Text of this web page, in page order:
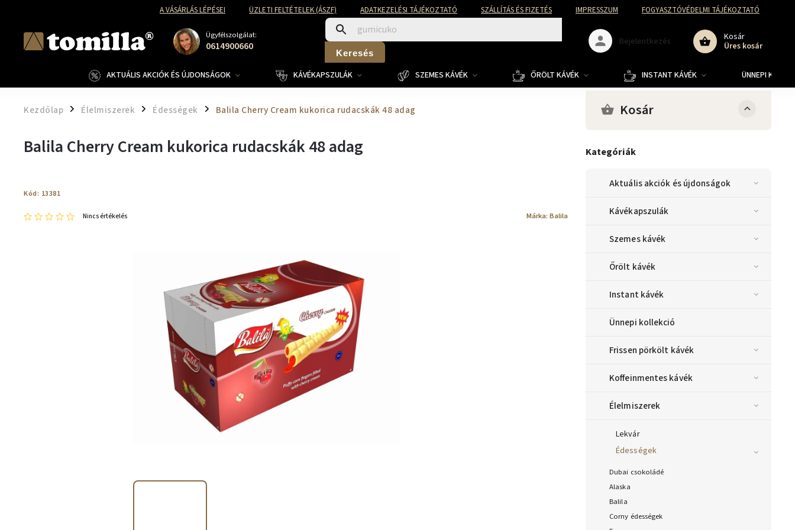
A VÁSÁRLÁS LÉPÉSEI ÜZLETI FELTÉTELEK (ÁSZF) ADATKEZELÉSI TÁJÉKOZTATÓ SZÁLLÍTÁS ÉS FIZETÉS IMPRESSZUM FOGYASZTÓVÉDELMI TÁJÉKOZTATÓ
Ügyfélszolgálat:
0614900660 Keresés
Kosár
Üres kosár
Bejelentkezés
AKTUÁLIS AKCIÓK ÉS ÚJDONSÁGOK KÁVÉKAPSZULÁK SZEMES KÁVÉK ŐRÖLT KÁVÉK INSTANT KÁVÉK ÜNNEPI
Kezdőlap / Élelmiszerek / Édességek / Balila Cherry Cream kukorica rudacskák 48 adag Kosár
Kategóriák
Aktuális akciók és újdonságok
Kávékapszulák
Szemes kávék
Őrölt kávék
Instant kávék
Ünnepi kollekció
Frissen pörkölt kávék
Koffeinmentes kávék
Élelmiszerek
Lekvár
Édességek
Dubai csokoládé
Alaska
Balila
Corny édességek
Balila Cherry Cream kukorica rudacskák 48 adag
Kód: 13381
Nincs értékelés Márka: Balila